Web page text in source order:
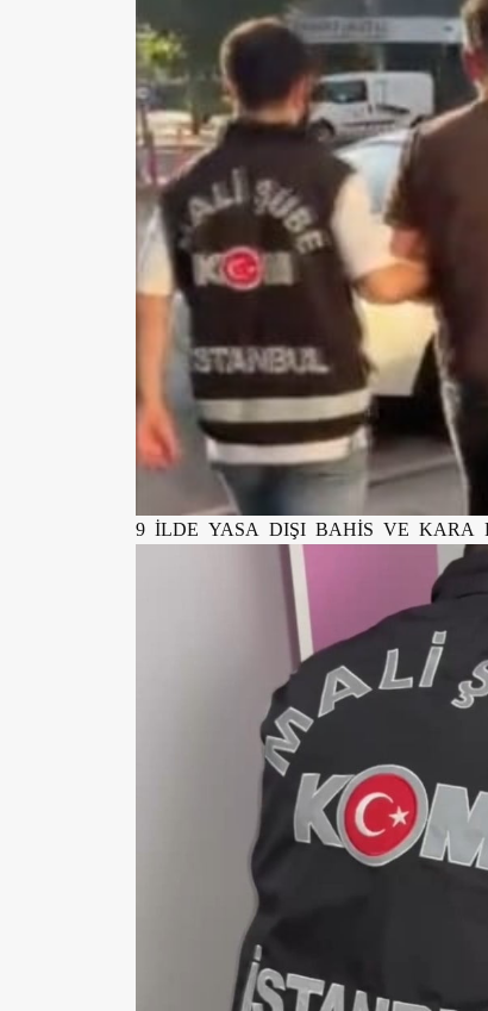
9 İLDE YASA DIŞI BAHİS VE KARA